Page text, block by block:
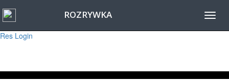
Warning
: session_start(): Failed to read session data: user (path: ) in
Res Login
ROZRYWKA